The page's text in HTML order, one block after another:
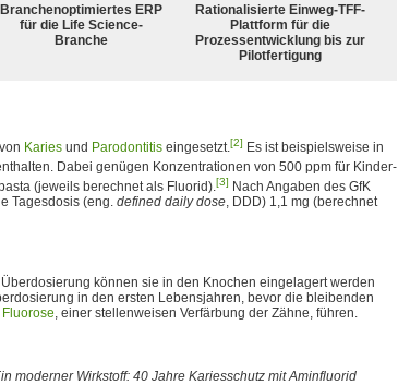
Branchenoptimiertes ERP
für die Life Science-
Branche
Rationalisierte Einweg-TFF-
Plattform für die
Prozessentwicklung bis zur
Pilotfertigung
von Karies und Parodontitis eingesetzt.[2] Es ist beispielsweise in
Dabei genügen Konzentrationen von 500 ppm für Kinder-
(jeweils berechnet als Fluorid).[3] Nach Angaben des GfK
Tagesdosis (eng. defined daily dose, DDD) 1,1 mg (berechnet
können sie in den Knochen eingelagert werden
in den ersten Lebensjahren, bevor die bleibenden
Fluorose, einer stellenweisen Verfärbung der Zähne, führen.
moderner Wirkstoff: 40 Jahre Kariesschutz mit Aminfluorid